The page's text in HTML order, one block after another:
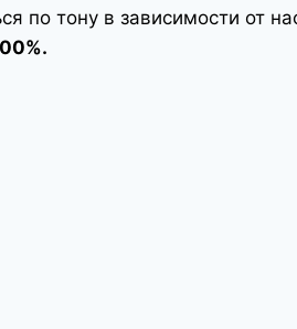
по тону в зависимости от